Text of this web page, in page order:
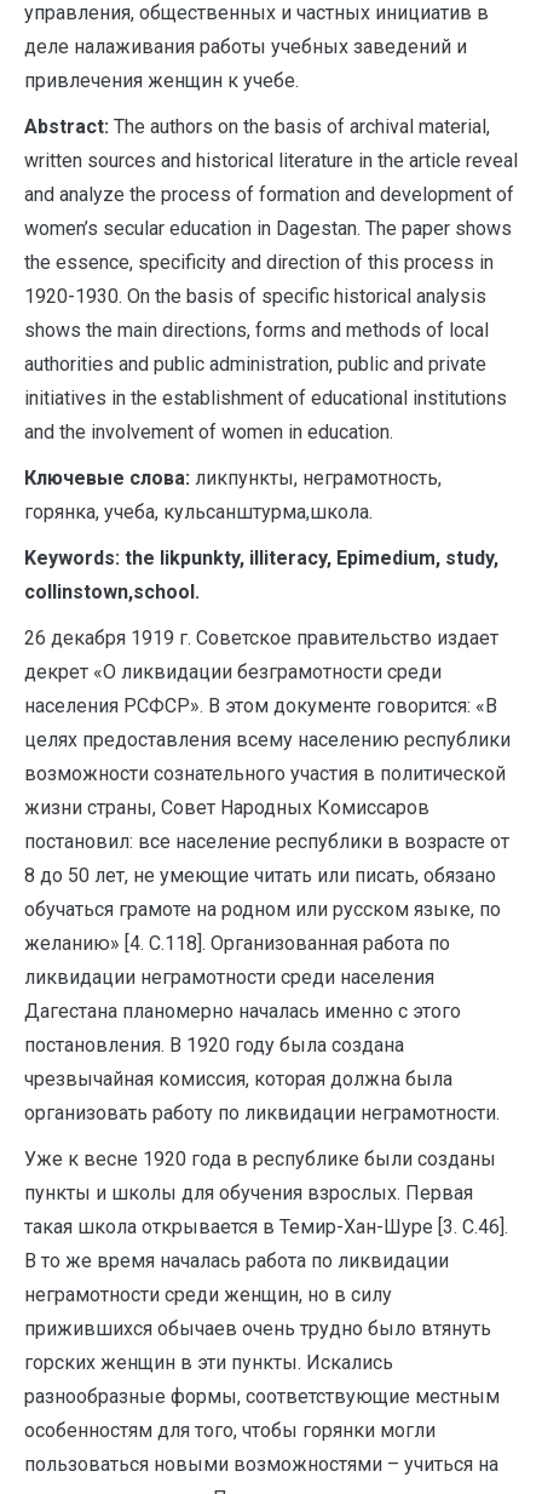
управления, общественных и частных инициатив в
деле налаживания работы учебных заведений и
привлечения женщин к учебе.
Abstract: The authors on the basis of archival material,
written sources and historical literature in the article reveal
and analyze the process of formation and development of
women’s secular education in Dagestan. The paper shows
the essence, specificity and direction of this process in
1920-1930. On the basis of specific historical analysis
shows the main directions, forms and methods of local
authorities and public administration, public and private
initiatives in the establishment of educational institutions
and the involvement of women in education.
Ключевые слова: ликпункты, неграмотность,
горянка, учеба, кульсанштурма,школа.
Keywords: the likpunkty, illiteracy, Epimedium, study,
collinstown,school.
26 декабря 1919 г. Советское правительство издает
декрет «О ликвидации безграмотности среди
населения РСФСР». В этом документе говорится: «В
целях предоставления всему населению республики
возможности сознательного участия в политической
жизни страны, Совет Народных Комиссаров
постановил: все население республики в возрасте от
8 до 50 лет, не умеющие читать или писать, обязано
обучаться грамоте на родном или русском языке, по
желанию» [4. С.118]. Организованная работа по
ликвидации неграмотности среди населения
Дагестана планомерно началась именно с этого
постановления. В 1920 году была создана
чрезвычайная комиссия, которая должна была
организовать работу по ликвидации неграмотности.
Уже к весне 1920 года в республике были созданы
пункты и школы для обучения взрослых. Первая
такая школа открывается в Темир-Хан-Шуре [3. С.46].
В то же время началась работа по ликвидации
неграмотности среди женщин, но в силу
прижившихся обычаев очень трудно было втянуть
горских женщин в эти пункты. Искались
разнообразные формы, соответствующие местным
особенностям для того, чтобы горянки могли
пользоваться новыми возможностями – учиться на